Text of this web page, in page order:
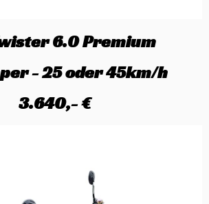
6.0 Premium
- 25 oder 45km/h
3.640,- €